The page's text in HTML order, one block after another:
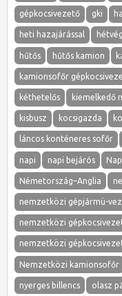
gépkocsivezető gki
heti hazajárással
hűtős hűtős kamion
kamionsofőr
kéthetelős kiemelkedő
kisbusz kocsigazda
láncos konténeres sofőr
napi napi bejárós
Németország–Anglia
nemzetközi gépjármü-
nemzetközi
nemzetközi
Nemzetközi kamionsofőr
nyerges billencs olasz